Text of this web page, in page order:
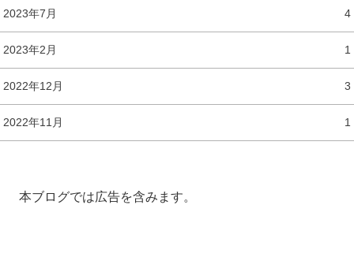
2023年7月 4
2023年2月 1
2022年12月 3
2022年11月 1
本ブログでは広告を含みます。